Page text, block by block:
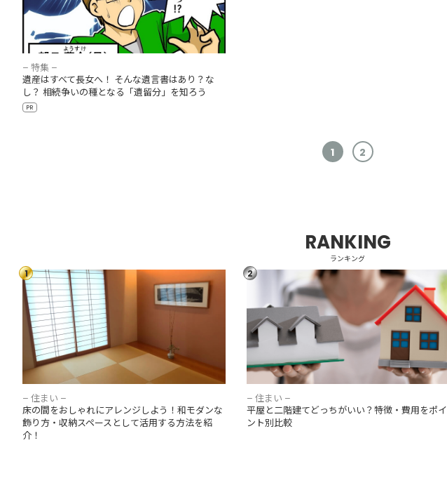
– 特集 –
遺産はすべて長女へ！ そんな遺言書はあり？な
し？ 相続争いの種となる「遺留分」を知ろう
PR
1 2
RANKING
ランキング
1
床の間をおしゃれにアレンジしよう！和モダ
ンな飾り方・収納スペースとして活用する方
法を紹介！
– 住まい –
床の間をおしゃれにアレンジしよう！和モダンな
飾り方・収納スペースとして活用する方法を紹
介！
2
平屋と二階建てどっちがいい？特徴・費用を
ポイント別比較
– 住まい –
平屋と二階建てどっちがいい？特徴・費用をポイ
ント別比較